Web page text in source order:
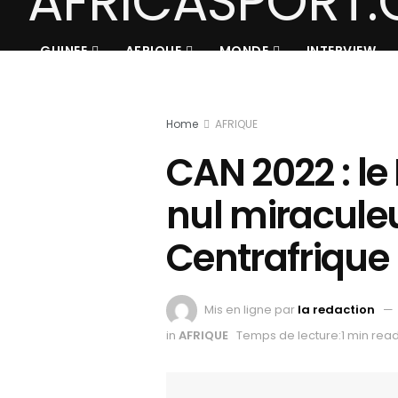
GUINEE AFRIQUE MONDE INTERVIEW
Home AFRIQUE
CAN 2022 :
nul
Centrafrique
Mis en ligne par la redaction
in AFRIQUE Temps de lecture:1 min